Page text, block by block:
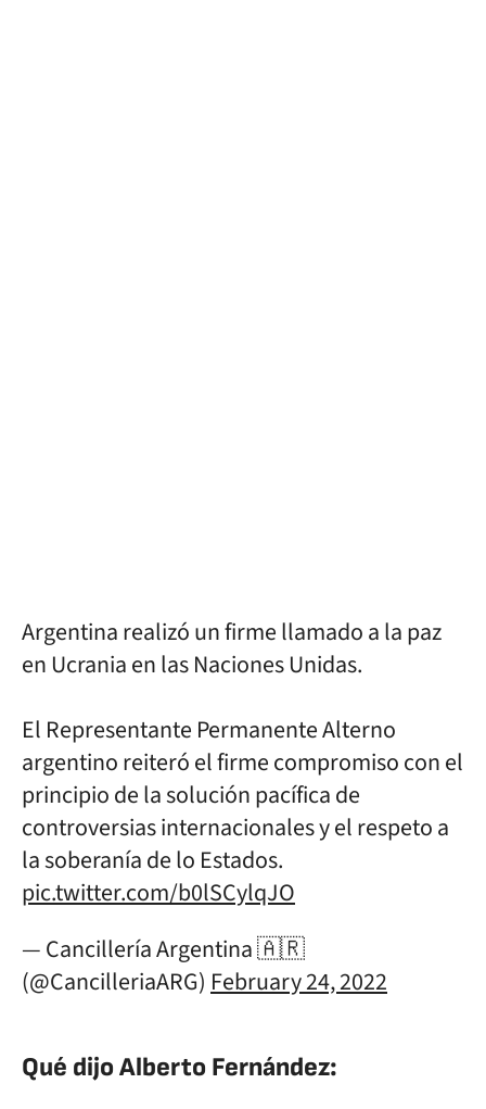
Argentina realizó un firme llamado a la paz
en Ucrania en las Naciones Unidas.
El Representante Permanente Alterno
argentino reiteró el firme compromiso con el
principio de la solución pacífica de
controversias internacionales y el respeto a
la soberanía de lo Estados.
pic.twitter.com/b0lSCylqJO
— Cancillería Argentina 🇦🇷
(@CancilleriaARG) February 24, 2022
Qué dijo Alberto Fernández: